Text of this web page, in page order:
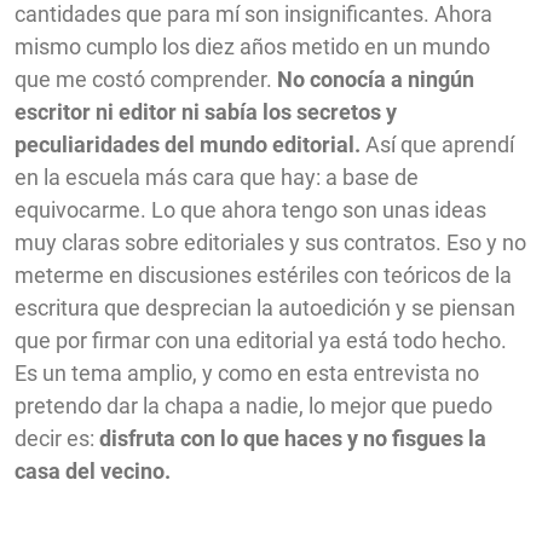
cantidades que para mí son insignificantes. Ahora
mismo cumplo los diez años metido en un mundo
que me costó comprender. No conocía a ningún
escritor ni editor ni sabía los secretos y
peculiaridades del mundo editorial. Así que aprendí
en la escuela más cara que hay: a base de
equivocarme. Lo que ahora tengo son unas ideas
muy claras sobre editoriales y sus contratos. Eso y no
meterme en discusiones estériles con teóricos de la
escritura que desprecian la autoedición y se piensan
que por firmar con una editorial ya está todo hecho.
Es un tema amplio, y como en esta entrevista no
pretendo dar la chapa a nadie, lo mejor que puedo
decir es: disfruta con lo que haces y no fisgues la
casa del vecino.